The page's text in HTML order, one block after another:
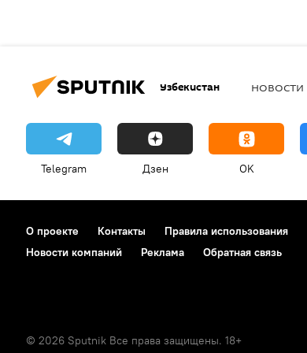
Узбекистан НОВОСТИ
Telegram Дзен OK
О проекте Контакты Правила использования
Новости компаний
Реклама Обратная связь
© 2026 Sputnik Все права защищены. 18+